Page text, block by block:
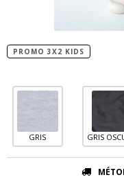
PROMO 3X2 KIDS
GRIS GRIS